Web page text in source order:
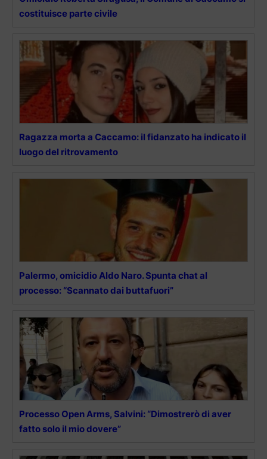
costituisce parte civile
Ragazza morta a Caccamo: il fidanzato ha indicato il
luogo del ritrovamento
Palermo, omicidio Aldo Naro. Spunta chat al
processo: “Scannato dai buttafuori”
Processo Open Arms, Salvini: “Dimostrerò di aver
fatto solo il mio dovere”